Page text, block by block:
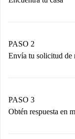
Tienes toda la
PASO 2
Envía tu solicitud de
propietario
PASO 3
Obtén respuesta en